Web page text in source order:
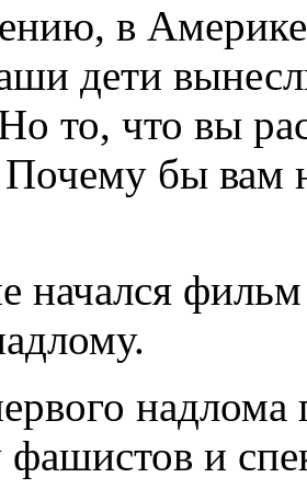
в
дети
то, что вы
бы вам
начался
надлома
и